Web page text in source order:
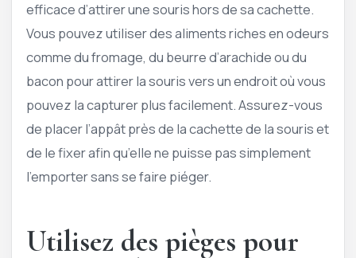
efficace d’attirer une souris hors de sa cachette.
Vous pouvez utiliser des aliments riches en odeurs
comme du fromage, du beurre d’arachide ou du
bacon pour attirer la souris vers un endroit où vous
pouvez la capturer plus facilement. Assurez-vous
de placer l’appât près de la cachette de la souris et
de le fixer afin qu’elle ne puisse pas simplement
l’emporter sans se faire piéger.
Utilisez des pièges pour